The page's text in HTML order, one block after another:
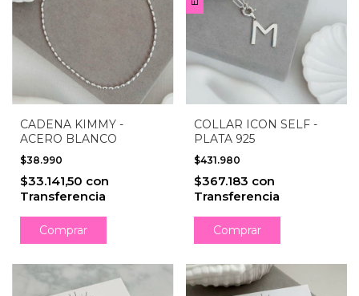
CADENA KIMMY -
ACERO BLANCO
$38.990
$33.141,50 con
Transferencia
Comprar
COLLAR ICON SELF -
PLATA 925
$431.980
$367.183 con
Transferencia
Comprar